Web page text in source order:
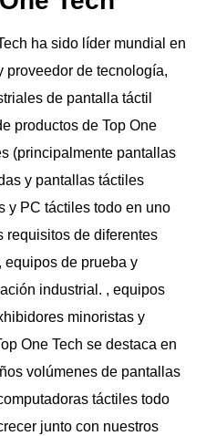
ha sido líder mundial en
proveedor de tecnología,
de pantalla táctil
productos de Top One
(principalmente pantallas
y pantallas táctiles
y PC táctiles todo en uno
requisitos de diferentes
equipos de prueba y
industrial. , equipos
minoristas y
One Tech se destaca en
volúmenes de pantallas
táctiles todo
junto con nuestros